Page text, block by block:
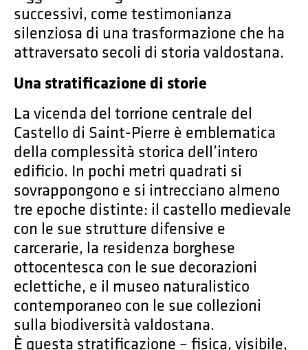
successivi, come testimonianza
silenziosa di una trasformazione che ha
attraversato secoli di storia valdostana.
Una stratificazione di storie
La vicenda del torrione centrale del
Castello di Saint-Pierre è emblematica
della complessità storica dell’intero
edificio. In pochi metri quadrati si
sovrappongono e si intrecciano almeno
tre epoche distinte: il castello medievale
con le sue strutture difensive e
carcerarie, la residenza borghese
ottocentesca con le sue decorazioni
eclettiche, e il museo naturalistico
contemporaneo con le sue collezioni
sulla biodiversità valdostana.
È questa stratificazione – fisica, visibile,